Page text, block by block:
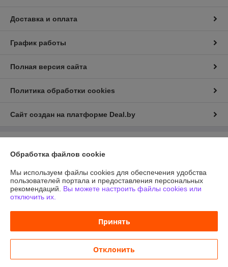
Доставка и оплата
График работы
Полная версия сайта
Политика обработки cookies
Сайт создан на платформе Deal.by
пр-т. Независимости 137-1-37
Регистрационный номер ЕГР: 100738494
Регистрационный орган: Администрацией Первомайского р-на
Дата регистрации компании: 21.04.2008
Ссылка на свидетельство/лицензию
Обработка файлов cookie
Мы используем файлы cookies для обеспечения удобства
пользователей портала и предоставления персональных
рекомендаций. Вы можете настроить файлы cookies или
отключить их.
Принять
Отклонить